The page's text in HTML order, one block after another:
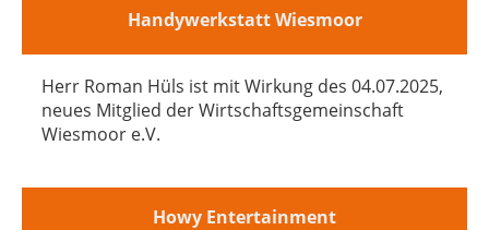
Handywerkstatt Wiesmoor
Herr Roman Hüls ist mit Wirkung des 04.07.2025,
neues Mitglied der Wirtschaftsgemeinschaft
Wiesmoor e.V.
Howy Entertainment